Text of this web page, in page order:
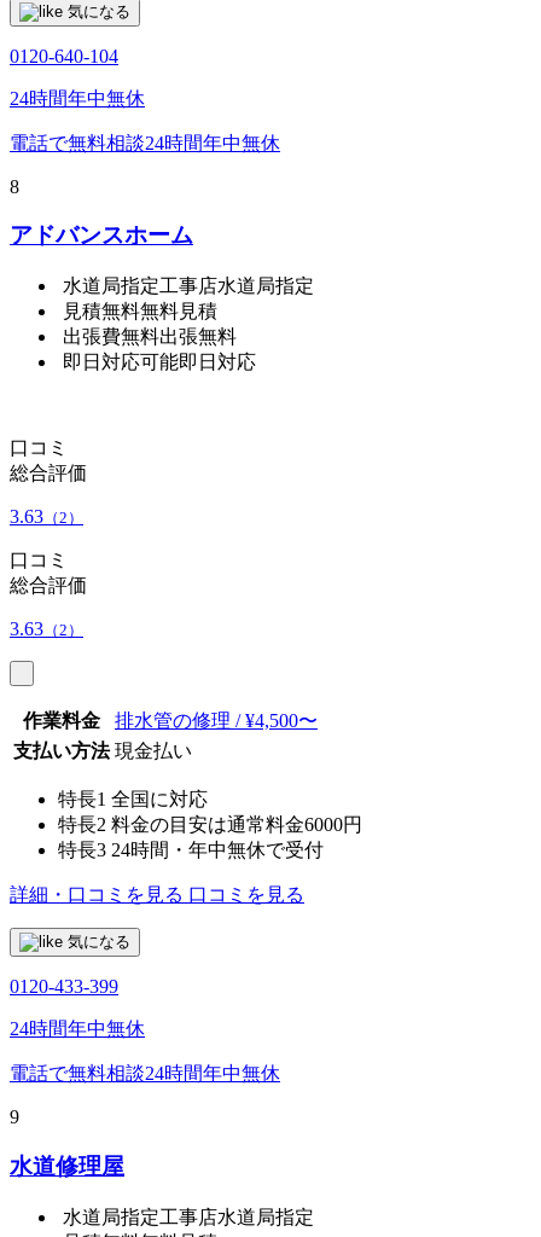
気になる
0120-640-104
24時間年中無休
電話で無料相談24時間年中無休
8
アドバンスホーム
水道局指定工事店水道局指定
見積無料無料見積
出張費無料出張無料
即日対応可能即日対応
口コミ
総合評価
3.63 （2）
口コミ
総合評価
3.63 （2）
作業料金
排水管の修理 / ¥4,500〜
支払い方法 現金払い
特長1 全国に対応
特長2 料金の目安は通常料金6000円
特長3 24時間・年中無休で受付
詳細・口コミを見る 口コミを見る
気になる
0120-433-399
24時間年中無休
電話で無料相談24時間年中無休
9
水道修理屋
水道局指定工事店水道局指定